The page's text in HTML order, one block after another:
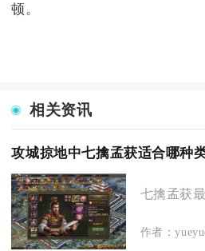
顿。
相关资讯
攻城掠地中七擒孟获适合哪种
七擒孟获
作者：